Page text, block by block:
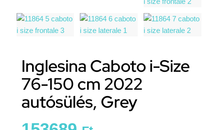
Inglesina Caboto i-Size
76-150 cm 2022
autósülés, Grey